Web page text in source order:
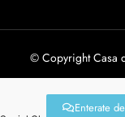
© Copyright Casa
Enterate